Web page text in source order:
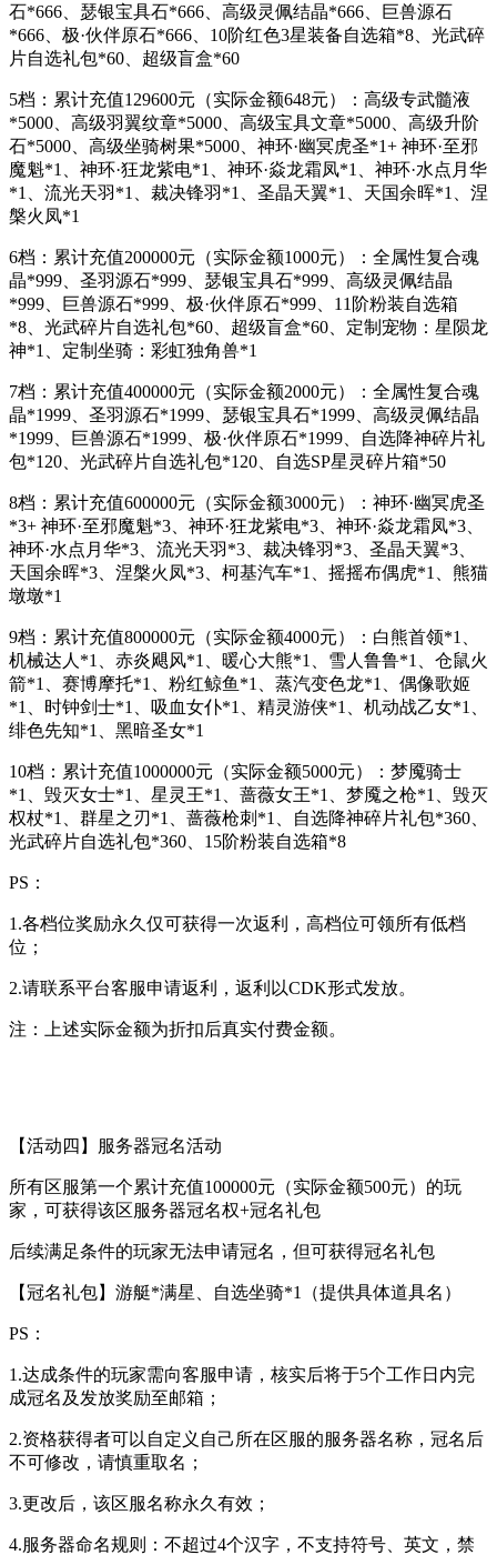
石*666、瑟银宝具石*666、高级灵佩结晶*666、巨兽源石
*666、极·伙伴原石*666、10阶红色3星装备自选箱*8、光武碎
片自选礼包*60、超级盲盒*60
5档：累计充值129600元（实际金额648元）：高级专武髓液
*5000、高级羽翼纹章*5000、高级宝具文章*5000、高级升阶
石*5000、高级坐骑树果*5000、神环·幽冥虎圣*1+ 神环·至邪
魔魁*1、神环·狂龙紫电*1、神环·焱龙霜凤*1、神环·水点月华
*1、流光天羽*1、裁决锋羽*1、圣晶天翼*1、天国余晖*1、涅
槃火凤*1
6档：累计充值200000元（实际金额1000元）：全属性复合魂
晶*999、圣羽源石*999、瑟银宝具石*999、高级灵佩结晶
*999、巨兽源石*999、极·伙伴原石*999、11阶粉装自选箱
*8、光武碎片自选礼包*60、超级盲盒*60、定制宠物：星陨龙
神*1、定制坐骑：彩虹独角兽*1
7档：累计充值400000元（实际金额2000元）：全属性复合魂
晶*1999、圣羽源石*1999、瑟银宝具石*1999、高级灵佩结晶
*1999、巨兽源石*1999、极·伙伴原石*1999、自选降神碎片礼
包*120、光武碎片自选礼包*120、自选SP星灵碎片箱*50
8档：累计充值600000元（实际金额3000元）：神环·幽冥虎圣
*3+ 神环·至邪魔魁*3、神环·狂龙紫电*3、神环·焱龙霜凤*3、
神环·水点月华*3、流光天羽*3、裁决锋羽*3、圣晶天翼*3、
天国余晖*3、涅槃火凤*3、柯基汽车*1、摇摇布偶虎*1、熊猫
墩墩*1
9档：累计充值800000元（实际金额4000元）：白熊首领*1、
机械达人*1、赤炎飓风*1、暖心大熊*1、雪人鲁鲁*1、仓鼠火
箭*1、赛博摩托*1、粉红鲸鱼*1、蒸汽变色龙*1、偶像歌姬
*1、时钟剑士*1、吸血女仆*1、精灵游侠*1、机动战乙女*1、
绯色先知*1、黑暗圣女*1
10档：累计充值1000000元（实际金额5000元）：梦魇骑士
*1、毁灭女士*1、星灵王*1、蔷薇女王*1、梦魇之枪*1、毁灭
权杖*1、群星之刃*1、蔷薇枪刺*1、自选降神碎片礼包*360、
光武碎片自选礼包*360、15阶粉装自选箱*8
PS：
1.各档位奖励永久仅可获得一次返利，高档位可领所有低档
位；
2.请联系平台客服申请返利，返利以CDK形式发放。
注：上述实际金额为折扣后真实付费金额。
【活动四】服务器冠名活动
所有区服第一个累计充值100000元（实际金额500元）的玩
家，可获得该区服务器冠名权+冠名礼包
后续满足条件的玩家无法申请冠名，但可获得冠名礼包
【冠名礼包】游艇*满星、自选坐骑*1（提供具体道具名）
PS：
1.达成条件的玩家需向客服申请，核实后将于5个工作日内完
成冠名及发放奖励至邮箱；
2.资格获得者可以自定义自己所在区服的服务器名称，冠名后
不可修改，请慎重取名；
3.更改后，该区服名称永久有效；
4.服务器命名规则：不超过4个汉字，不支持符号、英文，禁